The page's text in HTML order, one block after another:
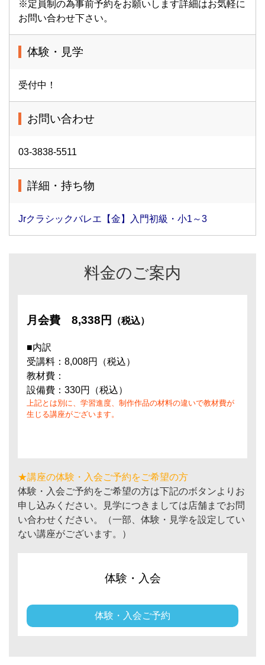
※定員制の為事前予約をお願いします詳細はお気軽に
お問い合わせ下さい。
体験・見学
受付中！
お問い合わせ
03-3838-5511
詳細・持ち物
Jrクラシックバレエ【金】入門初級・小1～3
料金のご案内
月会費 8,338円 （税込）
■内訳
受講料：8,008円（税込）
教材費：
設備費：330円（税込）
上記とは別に、学習進度、制作作品の材料の違いで教材費が
生じる講座がございます。
★講座の体験・入会ご予約をご希望の方
体験・入会ご予約をご希望の方は下記のボタンよりお
申し込みください。見学につきましては店舗までお問
い合わせください。（一部、体験・見学を設定してい
ない講座がございます。）
体験・入会
体験・入会ご予約